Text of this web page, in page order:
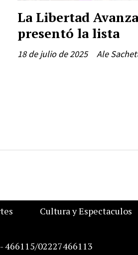
La Libertad
presentó la lista
Ale
18 de julio de 2025
Cultura y Espectaculos
466115/02227466113